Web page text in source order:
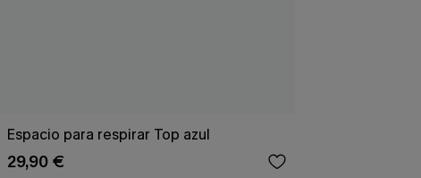
Espacio para respirar Top azul
29,90 €